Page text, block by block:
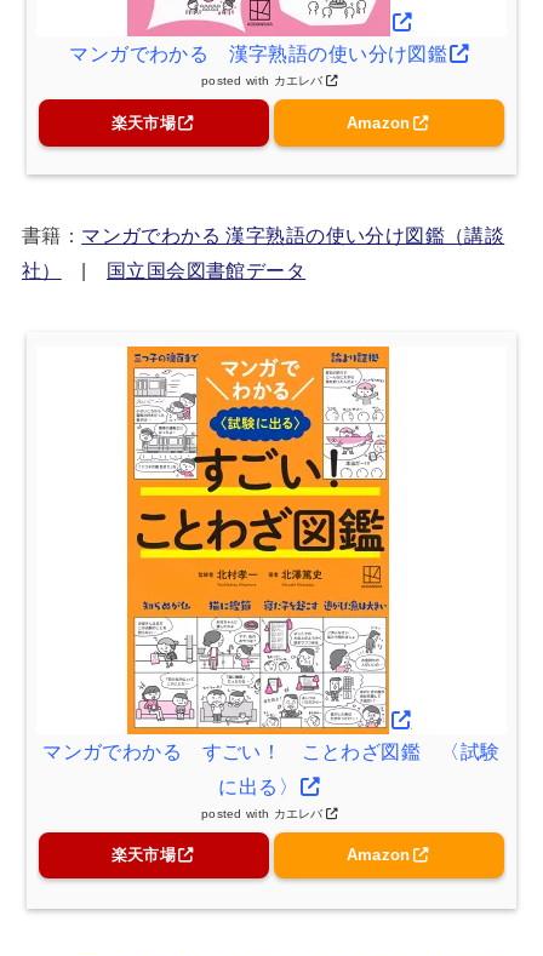
マンガでわかる 漢字熟語の使い分け図鑑
posted with カエレバ
楽天市場 Amazon
書籍： マンガでわかる 漢字熟語の使い分け図鑑（講談
社）
国立国会図書館データ
マンガでわかる すごい！ ことわざ図鑑 〈試験
に出る〉
posted with カエレバ
楽天市場 Amazon